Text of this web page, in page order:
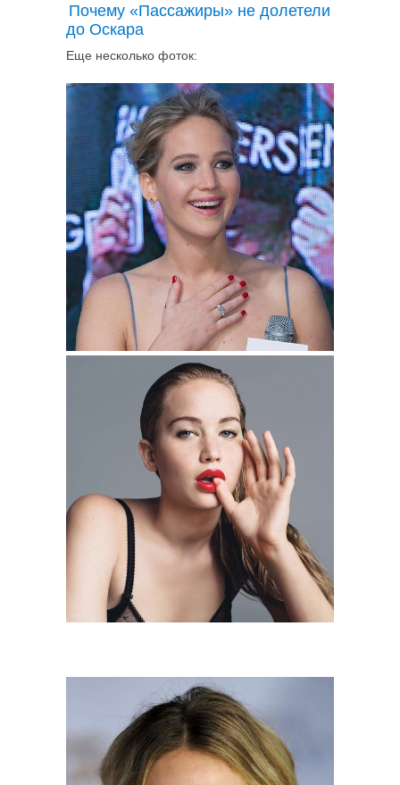
Почему «Пассажиры» не долетели
до Оскара
Еще несколько фоток: